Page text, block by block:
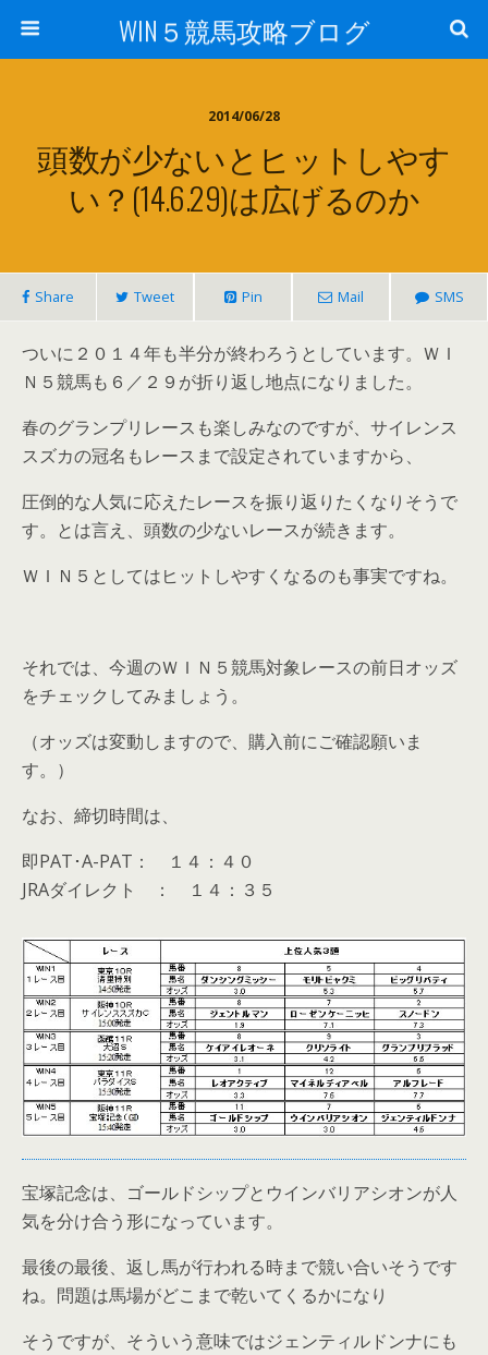
WIN５競馬攻略ブログ
2014/06/28
頭数が少ないとヒットしやす
い？(14.6.29)は広げるのか
Share Tweet Pin Mail SMS
ついに２０１４年も半分が終わろうとしています。ＷＩ
Ｎ５競馬も６／２９が折り返し地点になりました。
春のグランプリレースも楽しみなのですが、サイレンス
スズカの冠名もレースまで設定されていますから、
圧倒的な人気に応えたレースを振り返りたくなりそうで
す。とは言え、頭数の少ないレースが続きます。
ＷＩＮ５としてはヒットしやすくなるのも事実ですね。
それでは、今週のＷＩＮ５競馬対象レースの前日オッズ
をチェックしてみましょう。
（オッズは変動しますので、購入前にご確認願いま
す。）
なお、締切時間は、
即PAT･A-PAT： １４：４０
JRAダイレクト ： １４：３５
宝塚記念は、ゴールドシップとウインバリアシオンが人
気を分け合う形になっています。
最後の最後、返し馬が行われる時まで競い合いそうです
ね。問題は馬場がどこまで乾いてくるかになり
そうですが、そういう意味ではジェンティルドンナにも